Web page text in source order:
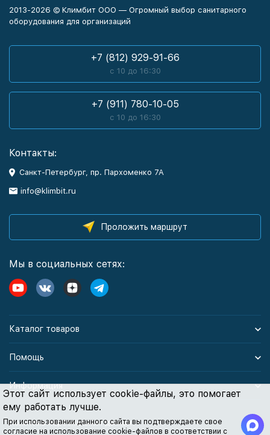
Этот сайт использует cookie-файлы, это помогает
ему работать лучше.
При использовании данного сайта вы подтверждаете свое
согласие на использование cookie-файлов в соответствии с
2013-2026 © Климбит ООО — Огромный выбор санитарного
оборудования для организаций
+7 (812) 929-91-66
с 10 до 16:30
+7 (911) 780-10-05
с 10 до 16:30
Контакты:
Санкт-Петербург, пр. Пархоменко 7А
info@klimbit.ru
Проложить маршрут
Мы в социальных сетях:
Каталог товаров
Помощь
Информация
Политика персональных данных